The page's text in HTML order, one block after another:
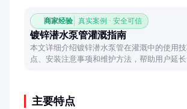
商家经验 真实案例 · 安全可信
镀锌潜水泵管灌溉指南
本文详细介绍镀锌潜水泵管在灌溉中的使用
点、安装注意事项和维护方法，帮助用户延
主要特点